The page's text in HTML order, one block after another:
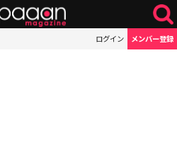
ログイン メンバー登録